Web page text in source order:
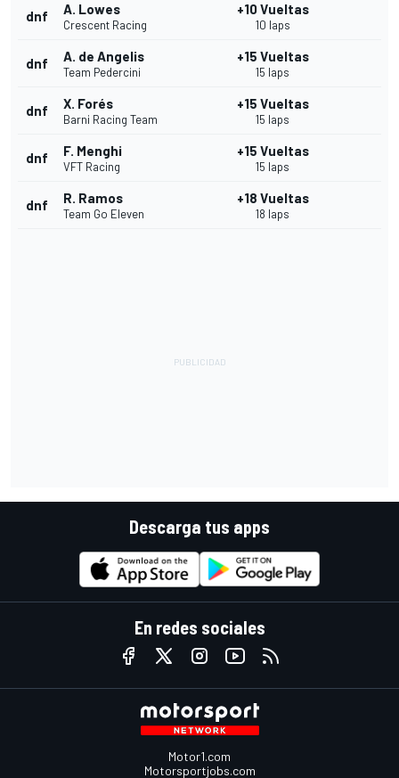
dnf A. Lowes
Crescent Racing
+10 Vueltas
10 laps
dnf A. de Angelis
Team Pedercini
+15 Vueltas
15 laps
dnf X. Forés
Barni Racing Team
+15 Vueltas
15 laps
dnf F. Menghi
VFT Racing
+15 Vueltas
15 laps
dnf R. Ramos
Team Go Eleven
+18 Vueltas
18 laps
Descarga tus apps
En redes sociales
Motor1.com
Motorsportjobs.com